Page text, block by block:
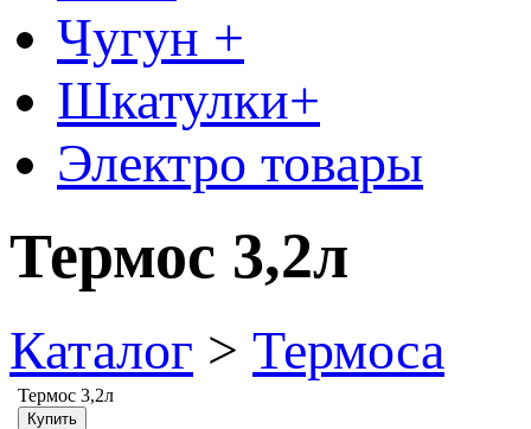
Чугун +
Шкатулки+
Электро товары
Термос 3,2л
Каталог > Термоса
Термос 3,2л